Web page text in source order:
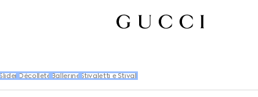
Slider Décolleté Ballerine Stivaletti e Stivali